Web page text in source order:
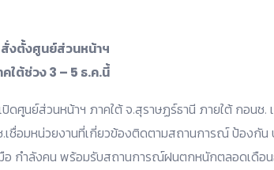
งตั้งศูนย์ส่วนหน้าฯ
ใต้ช่วง 3 – 5 ธ.ค.นี้
ปิดศูนย์ส่วนหน้าฯ ภาคใต้ จ.สุราษฏร์ธานี ภายใต้ กอนช
เชื่อมหน่วยงานที่เกี่ยวข้องติดตามสถานการณ์ ป้องกัน
อ กำลังคน พร้อมรับสถานการณ์ฝนตกหนักตลอดเดือน